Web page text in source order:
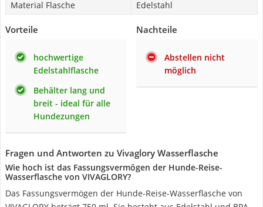
Material Flasche
Edelstahl
Vorteile
hochwertige
Edelstahlflasche
Behälter lang und
breit - ideal für alle
Hundezungen
Nachteile
Abstellen nicht
möglich
Fragen und Antworten zu Vivaglory Wasserflasche
Wie hoch ist das Fassungsvermögen der Hunde-Reise-
Wasserflasche von VIVAGLORY?
Das Fassungsvermögen der Hunde-Reise-Wasserflasche von